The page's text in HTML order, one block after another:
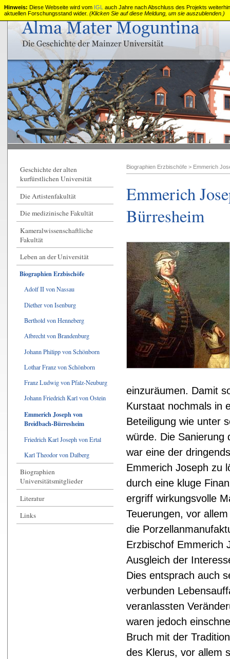
Die
alte
kurfürstliche
Universität
Mainz
Geschichte der alten
kurfürstlichen Universität
Die Artistenfakultät
Die medizinische Fakultät
Kameralwissenschaftliche
Fakultät
Leben an der Universität
Biographien Erzbischöfe
Adolf II von Nassau
Diether von Isenburg
Berthold von Henneberg
Albrecht von Brandenburg
Johann Philipp von Schönborn
Lothar Franz von Schönborn
Franz Ludwig von Pfalz-Neuburg
Johann Friedrich Karl von Ostein
Emmerich Joseph von
Breidbach-Bürresheim
Friedrich Karl Joseph von Ertal
Karl Theodor von Dalberg
Biographien
Universitätsmitglieder
Literatur
Links
Biographien Erzbischöfe > Emmerich
Emmerich
Bürresheim
einzuräumen. Damit
Kurstaat nochmals in
Beteiligung wie unter
würde. Die Sanierung
war eine der
Emmerich Joseph zu
durch eine kluge
ergriff wirkungsvolle
Teuerungen, vor
die
Erzbischof Emmerich
Ausgleich der
Dies entsprach auch
verbunden
veranlassten
waren jedoch
Bruch mit der
des Klerus, vor allem
Hinweis: Diese Webseite wird vom IGL auch Jahre nach Abschluss des Projekts
aktuellen Forschungsstand wider. (Klicken Sie auf diese Meldung, um sie auszublenden.)